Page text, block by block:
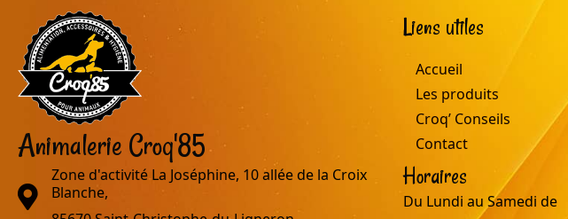
Animalerie Croq'85
adresse
Zone d'activité La Joséphine, 10 allée de la Croix
Blanche,
Liens utiles
Accueil
Les produits
Croq’ Conseils
Contact
Horaires
Du Lundi au Samedi de